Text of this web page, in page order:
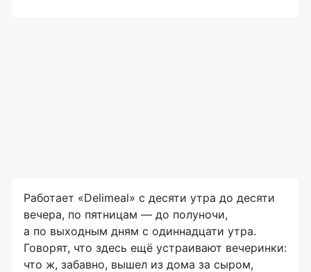
Работает «Delimeal» с десяти утра до десяти
вечера, по пятницам — до полуночи,
а по выходным дням с одиннадцати утра.
Говорят, что здесь ещё устраивают вечеринки:
что ж, забавно, вышел из дома за сыром,